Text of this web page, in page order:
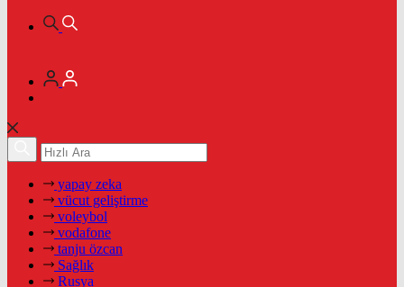
yapay zeka
vücut geliştirme
voleybol
vodafone
tanju özcan
Sağlık
Rusya